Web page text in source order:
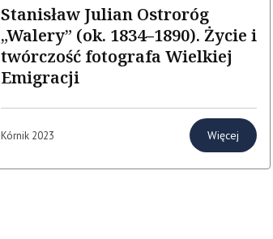
Stanisław Julian Ostroróg
„Walery” (ok. 1834–1890). Życie i
twórczość fotografa Wielkiej
Emigracji
Kórnik 2023 Więcej